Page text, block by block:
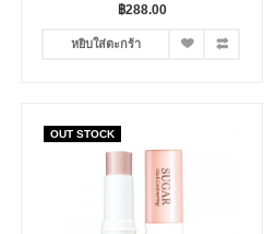
฿288.00
หยิบใส่ตะกร้า
OUT STOCK